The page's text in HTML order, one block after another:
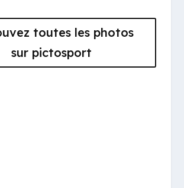
toutes les photos
sur pictosport